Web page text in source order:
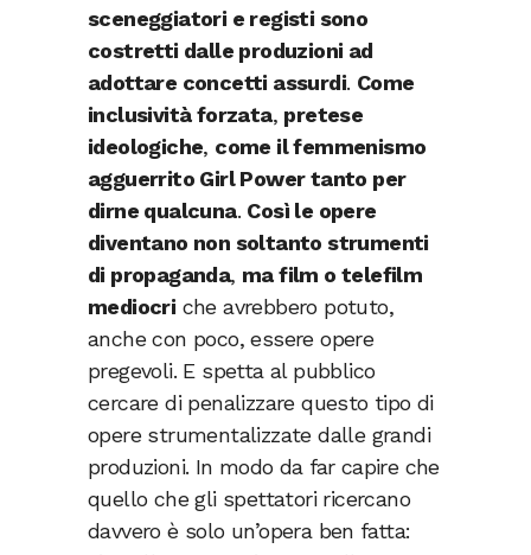
sceneggiatori e registi sono
costretti dalle produzioni ad
adottare concetti assurdi. Come
inclusività forzata, pretese
ideologiche, come il femmenismo
agguerrito Girl Power tanto per
dirne qualcuna. Così le opere
diventano non soltanto strumenti
di propaganda, ma film o telefilm
mediocri che avrebbero potuto,
anche con poco, essere opere
pregevoli. E spetta al pubblico
cercare di penalizzare questo tipo di
opere strumentalizzate dalle grandi
produzioni. In modo da far capire che
quello che gli spettatori ricercano
davvero è solo un’opera ben fatta: